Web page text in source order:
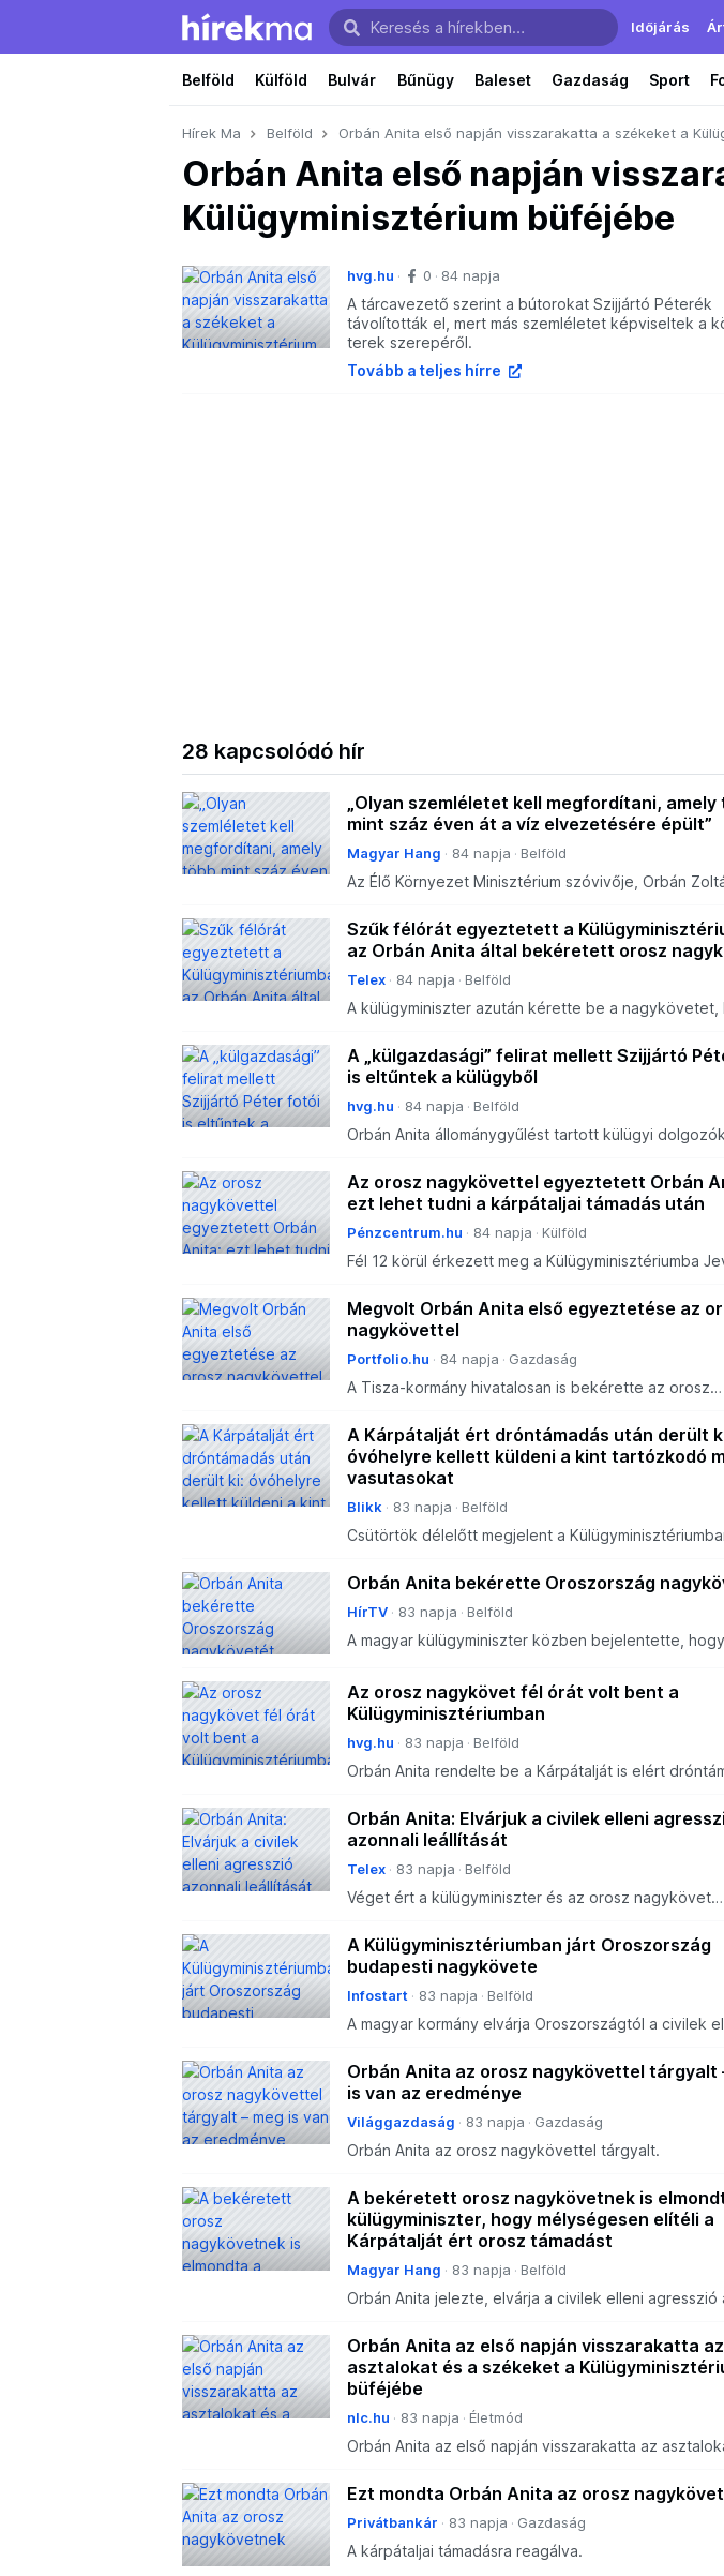
Időjárás
Belföld Külföld Bulvár Bűnügy Baleset Gazdaság Sport
Hírek Ma Belföld Orbán Anita első napján visszarakatta a székeket a
Orbán Anita első napján
Külügyminisztérium büféjébe
hvg.hu 0 84 napja
A tárcavezető szerint a bútorokat Szijjártó Péterék
távolították el, mert más szemléletet képviseltek a
terek szerepéről.
Tovább a teljes hírre
28 kapcsolódó hír
„Olyan szemléletet kell megfordítani, amely
mint száz éven át a víz elvezetésére épült”
Magyar Hang 84 napja Belföld
Az Élő Környezet Minisztérium szóvivője, Orbán
párbeszédet és a működőképes állami gyakorlatot is
Szűk félórát egyeztetett a
az Orbán Anita által bekéretett orosz
Telex 84 napja Belföld
A külügyminiszter azután kérette be a nagykövetet,
A „külgazdasági” felirat mellett Szijjártó
is eltűntek a külügyből
hvg.hu 84 napja Belföld
Orbán Anita állománygyűlést tartott külügyi
visszahelyezésén kívül azt is bejelentette, hogy a
Az orosz nagykövettel egyeztetett Orbán
ezt lehet tudni a kárpátaljai támadás után
Pénzcentrum.hu 84 napja Külföld
Fél 12 körül érkezett meg a Külügyminisztériumba
egyeztetés után távozott az épületből.
Megvolt Orbán Anita első egyeztetése az
nagykövettel
Portfolio.hu 84 napja Gazdaság
A Tisza-kormány hivatalosan is bekérette az orosz
szakítást jelent az elmúlt évek magyar diplomáciai
A Kárpátalját ért dróntámadás után derült
óvóhelyre kellett küldeni a kint tartózkodó
vasutasokat
Blikk 83 napja Belföld
Csütörtök délelőtt megjelent a
kormány bekérette a Kárpátalját érő dróntámadás
támadás so
Orbán Anita bekérette Oroszország
HírTV 83 napja Belföld
A magyar külügyminiszter közben bejelentette, hogy
Az orosz nagykövet fél órát volt bent a
Külügyminisztériumban
hvg.hu 83 napja Belföld
Orbán Anita rendelte be a Kárpátalját is elért
Orbán Anita: Elvárjuk a civilek elleni
azonnali leállítását
Telex 83 napja Belföld
Véget ért a külügyminiszter és az orosz nagykövet
A Külügyminisztériumban járt Oroszország
budapesti nagykövete
Infostart 83 napja Belföld
A magyar kormány elvárja Oroszországtól a civilek
dróntámadás miatt bekéretett orosz nagykövetnek a
Orbán Anita az orosz nagykövettel tárgyalt
is van az eredménye
Világgazdaság 83 napja Gazdaság
Orbán Anita az orosz nagykövettel tárgyalt.
A bekéretett orosz nagykövetnek is
külügyminiszter, hogy mélységesen elítéli a
Kárpátalját ért orosz támadást
Magyar Hang 83 napja Belföld
Orbán Anita jelezte, elvárja a civilek elleni agresszió
Orbán Anita az első napján visszarakatta az
asztalokat és a székeket a
büféjébe
nlc.hu 83 napja Életmód
Orbán Anita az első napján visszarakatta az
. Az új külügyminiszter szerint a bútorokat Szijjárt
Ezt mondta Orbán Anita az orosz
Privátbankár 83 napja Gazdaság
A kárpátaljai támadásra reagálva.